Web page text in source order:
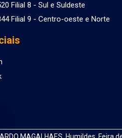
Filial 8 - Sul e Suldeste
Filial 9 - Centro-oeste e Norte